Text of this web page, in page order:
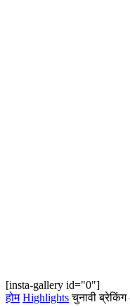
[insta-gallery id="0"]
होम Highlights चुनावी